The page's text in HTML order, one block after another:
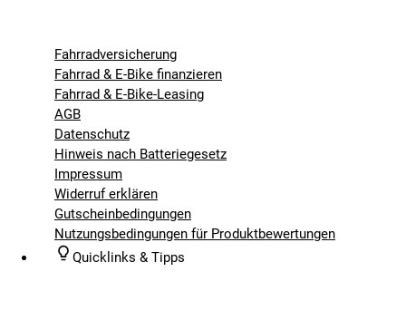
Fahrradversicherung
Fahrrad & E-Bike finanzieren
Fahrrad & E-Bike-Leasing
AGB
Datenschutz
Hinweis nach Batteriegesetz
Impressum
Widerruf erklären
Gutscheinbedingungen
Nutzungsbedingungen für Produktbewertungen
Quicklinks & Tipps